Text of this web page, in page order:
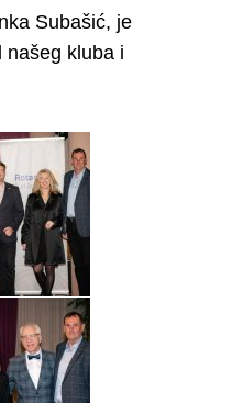
Subašić, je
našeg kluba i